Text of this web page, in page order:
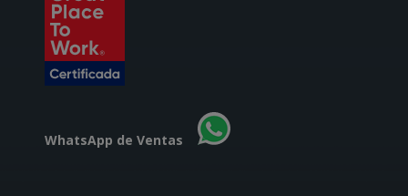
WhatsApp de Ventas